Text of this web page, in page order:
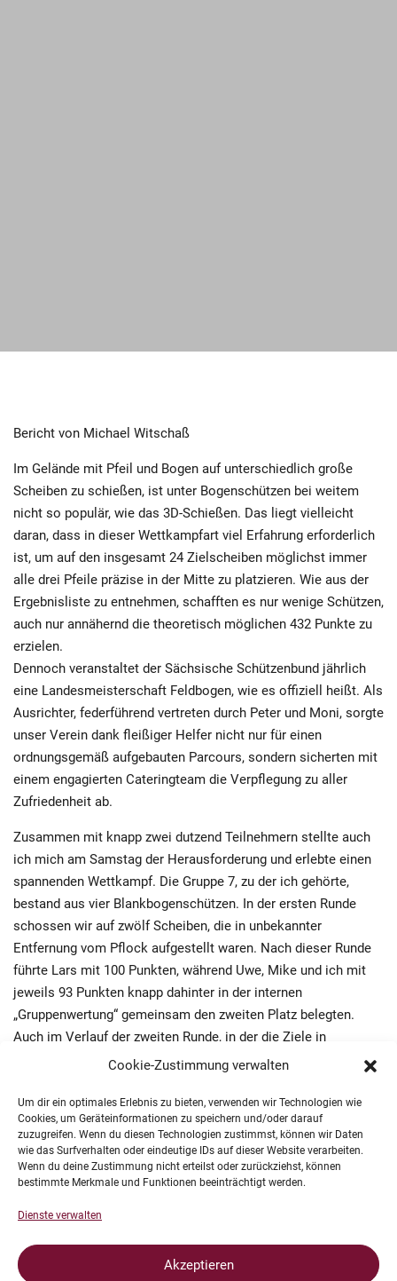
Cookie-Zustimmung verwalten
Um dir ein optimales Erlebnis zu bieten, verwenden wir Technologien wie
Cookies, um Geräteinformationen zu speichern und/oder darauf
zuzugreifen. Wenn du diesen Technologien zustimmst, können wir Daten
wie das Surfverhalten oder eindeutige IDs auf dieser Website verarbeiten.
Wenn du deine Zustimmung nicht erteilst oder zurückziehst, können
bestimmte Merkmale und Funktionen beeinträchtigt werden.
Dienste verwalten
Akzeptieren
Bericht von Michael Witschaß
Im Gelände mit Pfeil und Bogen auf unterschiedlich große
Scheiben zu schießen, ist unter Bogenschützen bei weitem
nicht so populär, wie das 3D-Schießen. Das liegt vielleicht
daran, dass in dieser Wettkampfart viel Erfahrung erforderlich
ist, um auf den insgesamt 24 Zielscheiben möglichst immer
alle drei Pfeile präzise in der Mitte zu platzieren. Wie aus der
Ergebnisliste zu entnehmen, schafften es nur wenige Schützen,
auch nur annähernd die theoretisch möglichen 432 Punkte zu
erzielen.
Dennoch veranstaltet der Sächsische Schützenbund jährlich
eine Landesmeisterschaft Feldbogen, wie es offiziell heißt. Als
Ausrichter, federführend vertreten durch Peter und Moni, sorgte
unser Verein dank fleißiger Helfer nicht nur für einen
ordnungsgemäß aufgebauten Parcours, sondern sicherten mit
einem engagierten Cateringteam die Verpflegung zu aller
Zufriedenheit ab.
Zusammen mit knapp zwei dutzend Teilnehmern stellte auch
ich mich am Samstag der Herausforderung und erlebte einen
spannenden Wettkampf. Die Gruppe 7, zu der ich gehörte,
bestand aus vier Blankbogenschützen. In der ersten Runde
schossen wir auf zwölf Scheiben, die in unbekannter
Entfernung vom Pflock aufgestellt waren. Nach dieser Runde
führte Lars mit 100 Punkten, während Uwe, Mike und ich mit
jeweils 93 Punkten knapp dahinter in der internen
„Gruppenwertung“ gemeinsam den zweiten Platz belegten.
Auch im Verlauf der zweiten Runde, in der die Ziele in
bekannter Entfernung meist etwas weiter als in der ersten
Ergebnissen von den anderen Gruppenmitgliedern absetzen. Es
war ein Kopf-an-Kopf-Rennen, das zum einen natürlich
anspornt zum anderen jedoch mental durchaus herausfordernd
ist. So erklärt sich sicher auch, warum scheinbar leicht zu
treffende Ziele verfehlt wurden und häufig sogar „synchron“:
Auf der in 5 m Entfernung aufgestellte Spotscheibe landete
seinem ersten Pfeil drei Punkte erzielte. Die beiden anderen